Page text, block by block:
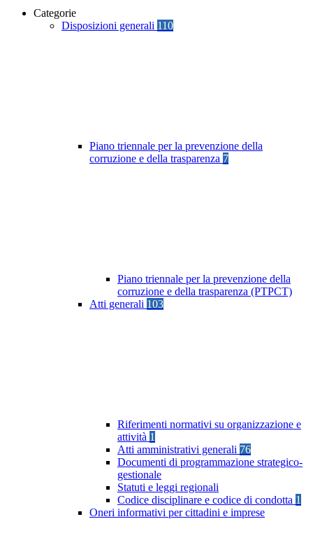
Categorie
Disposizioni generali 110
Piano triennale per la prevenzione della
corruzione e della trasparenza 7
Piano triennale per la prevenzione della
corruzione e della trasparenza (PTPCT)
Atti generali 103
Riferimenti normativi su organizzazione e
attività 1
Atti amministrativi generali 76
Documenti di programmazione strategico-
gestionale
Statuti e leggi regionali
Codice disciplinare e codice di condotta 1
Oneri informativi per cittadini e imprese